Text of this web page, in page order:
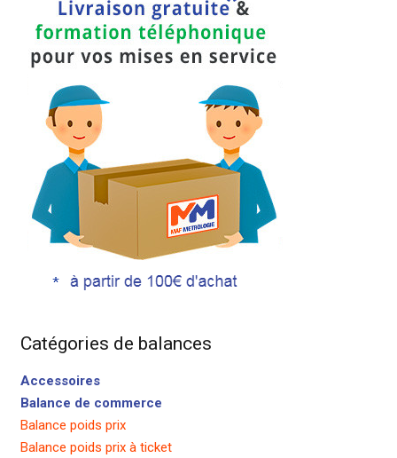
Catégories de balances
Accessoires
Balance de commerce
Balance poids prix
Balance poids prix à ticket